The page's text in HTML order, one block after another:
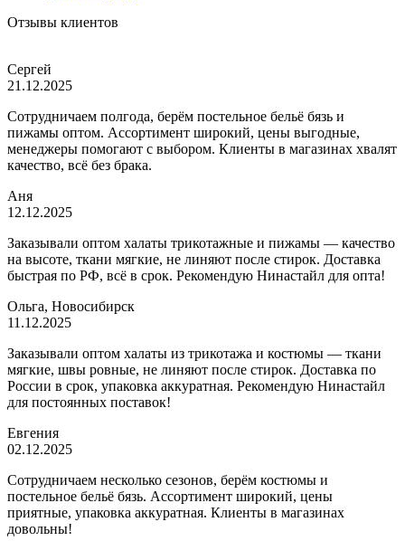
Отзывы клиентов
Сергей
21.12.2025
Сотрудничаем полгода, берём постельное бельё бязь и
пижамы оптом. Ассортимент широкий, цены выгодные,
менеджеры помогают с выбором. Клиенты в магазинах хвалят
качество, всё без брака.
Аня
12.12.2025
Заказывали оптом халаты трикотажные и пижамы — качество
на высоте, ткани мягкие, не линяют после стирок. Доставка
быстрая по РФ, всё в срок. Рекомендую Нинастайл для опта!
Ольга, Новосибирск
11.12.2025
Заказывали оптом халаты из трикотажа и костюмы — ткани
мягкие, швы ровные, не линяют после стирок. Доставка по
России в срок, упаковка аккуратная. Рекомендую Нинастайл
для постоянных поставок!
Евгения
02.12.2025
Сотрудничаем несколько сезонов, берём костюмы и
постельное бельё бязь. Ассортимент широкий, цены
приятные, упаковка аккуратная. Клиенты в магазинах
довольны!